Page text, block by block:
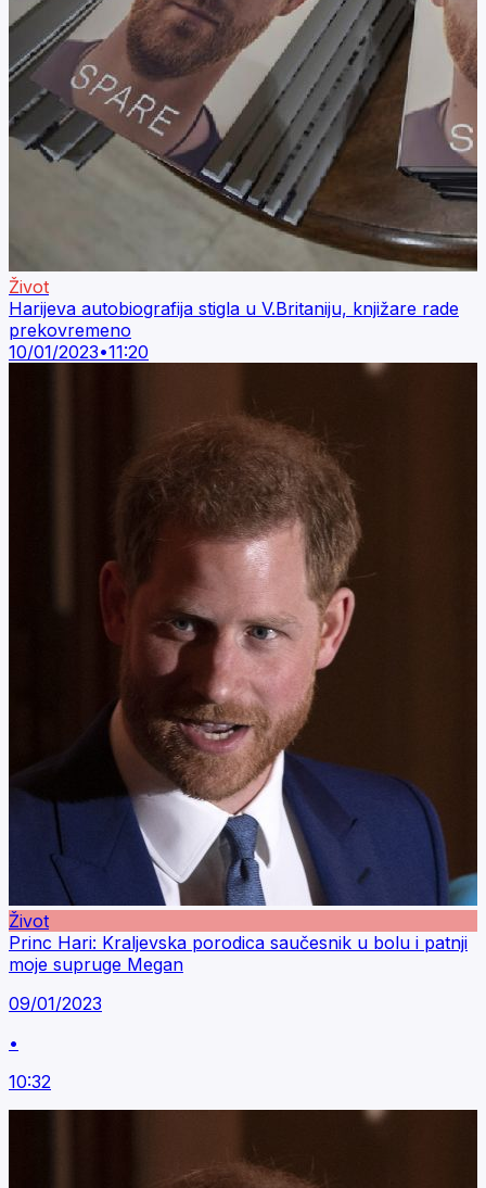
Život
Harijeva autobiografija stigla u V.Britaniju, knjižare rade
prekovremeno
10/01/2023•11:20
Život
Princ Hari: Kraljevska porodica saučesnik u bolu i patnji
moje supruge Megan
09/01/2023
•
10:32